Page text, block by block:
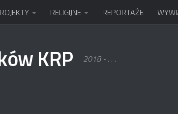
RELIGIJNE REPORTAŻE
KRP 2018 - . . .